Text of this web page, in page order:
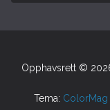
Opphavsrett ©
Tema: ColorMag